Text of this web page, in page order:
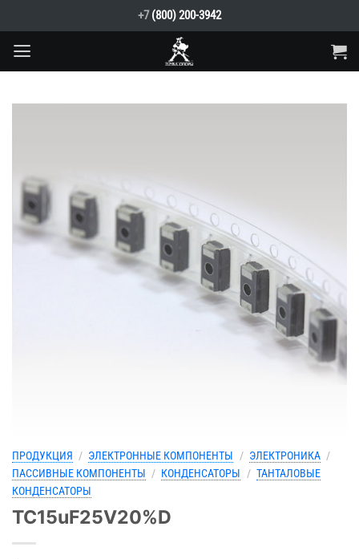
to
content
+7 (800) 200-3942
ПРОДУКЦИЯ / ЭЛЕКТРОННЫЕ КОМПОНЕНТЫ / ЭЛЕКТРОНИКА /
ПАССИВНЫЕ КОМПОНЕНТЫ / КОНДЕНСАТОРЫ / ТАНТАЛОВЫЕ
КОНДЕНСАТОРЫ
TC15uF25V20%D